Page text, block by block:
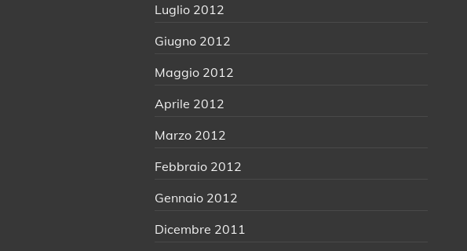
Luglio 2012
Giugno 2012
Maggio 2012
Aprile 2012
Marzo 2012
Febbraio 2012
Gennaio 2012
Dicembre 2011